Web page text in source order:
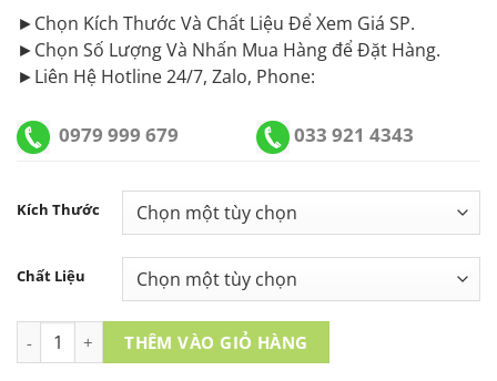
►Chọn Kích Thước Và Chất Liệu Để Xem Giá SP.
►Chọn Số Lượng Và Nhấn Mua Hàng để Đặt Hàng.
►Liên Hệ Hotline 24/7, Zalo, Phone:
0979 999 679 033 921 4343
Kích Thước
Chất Liệu
Tranh Tráng Gương GK130575 số lượng
THÊM VÀO GIỎ HÀNG